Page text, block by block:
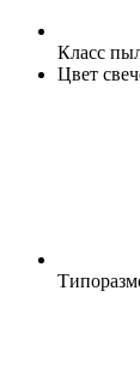
Класс
Цвет